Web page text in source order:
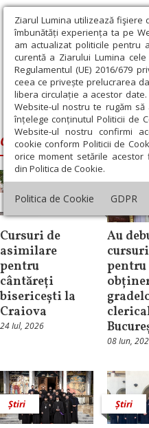
Ziarul Lumina utilizează fişiere
îmbunătăți experiența ta pe
am actualizat politicile pentru
curentă a Ziarului Lumina
Regulamentul (UE) 2016/679
ceea ce privește prelucrarea
libera circulație a acestor
Website-ul nostru te rugăm
înțelege conținutul Politicii de
Website-ul nostru confirmi
cookie conform Politicii de
orice moment setările
din Politica de Cookie.
Politica de Cookie GDPR
Ziarul Lumina › curs
curs
Știri
Cursuri de
asimilare
pentru
cântăreți
bisericești la
Craiova
24 Iul, 2026
Știri
Au
pentru
08 Iun,
Știri Știri